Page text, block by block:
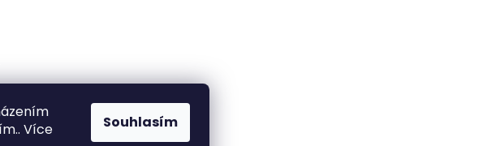
Více
Souhlasím
Sledovat na